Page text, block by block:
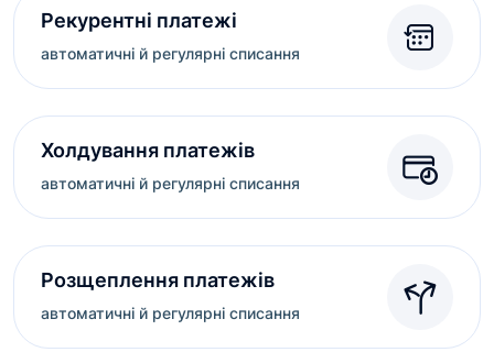
Рекурентні платежі
автоматичні й регулярні списання
Холдування платежів
автоматичні й регулярні списання
Розщеплення платежів
автоматичні й регулярні списання